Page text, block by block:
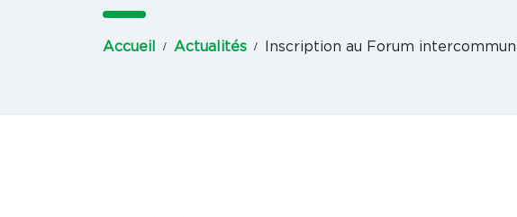
Accueil Actualités Inscription au Forum